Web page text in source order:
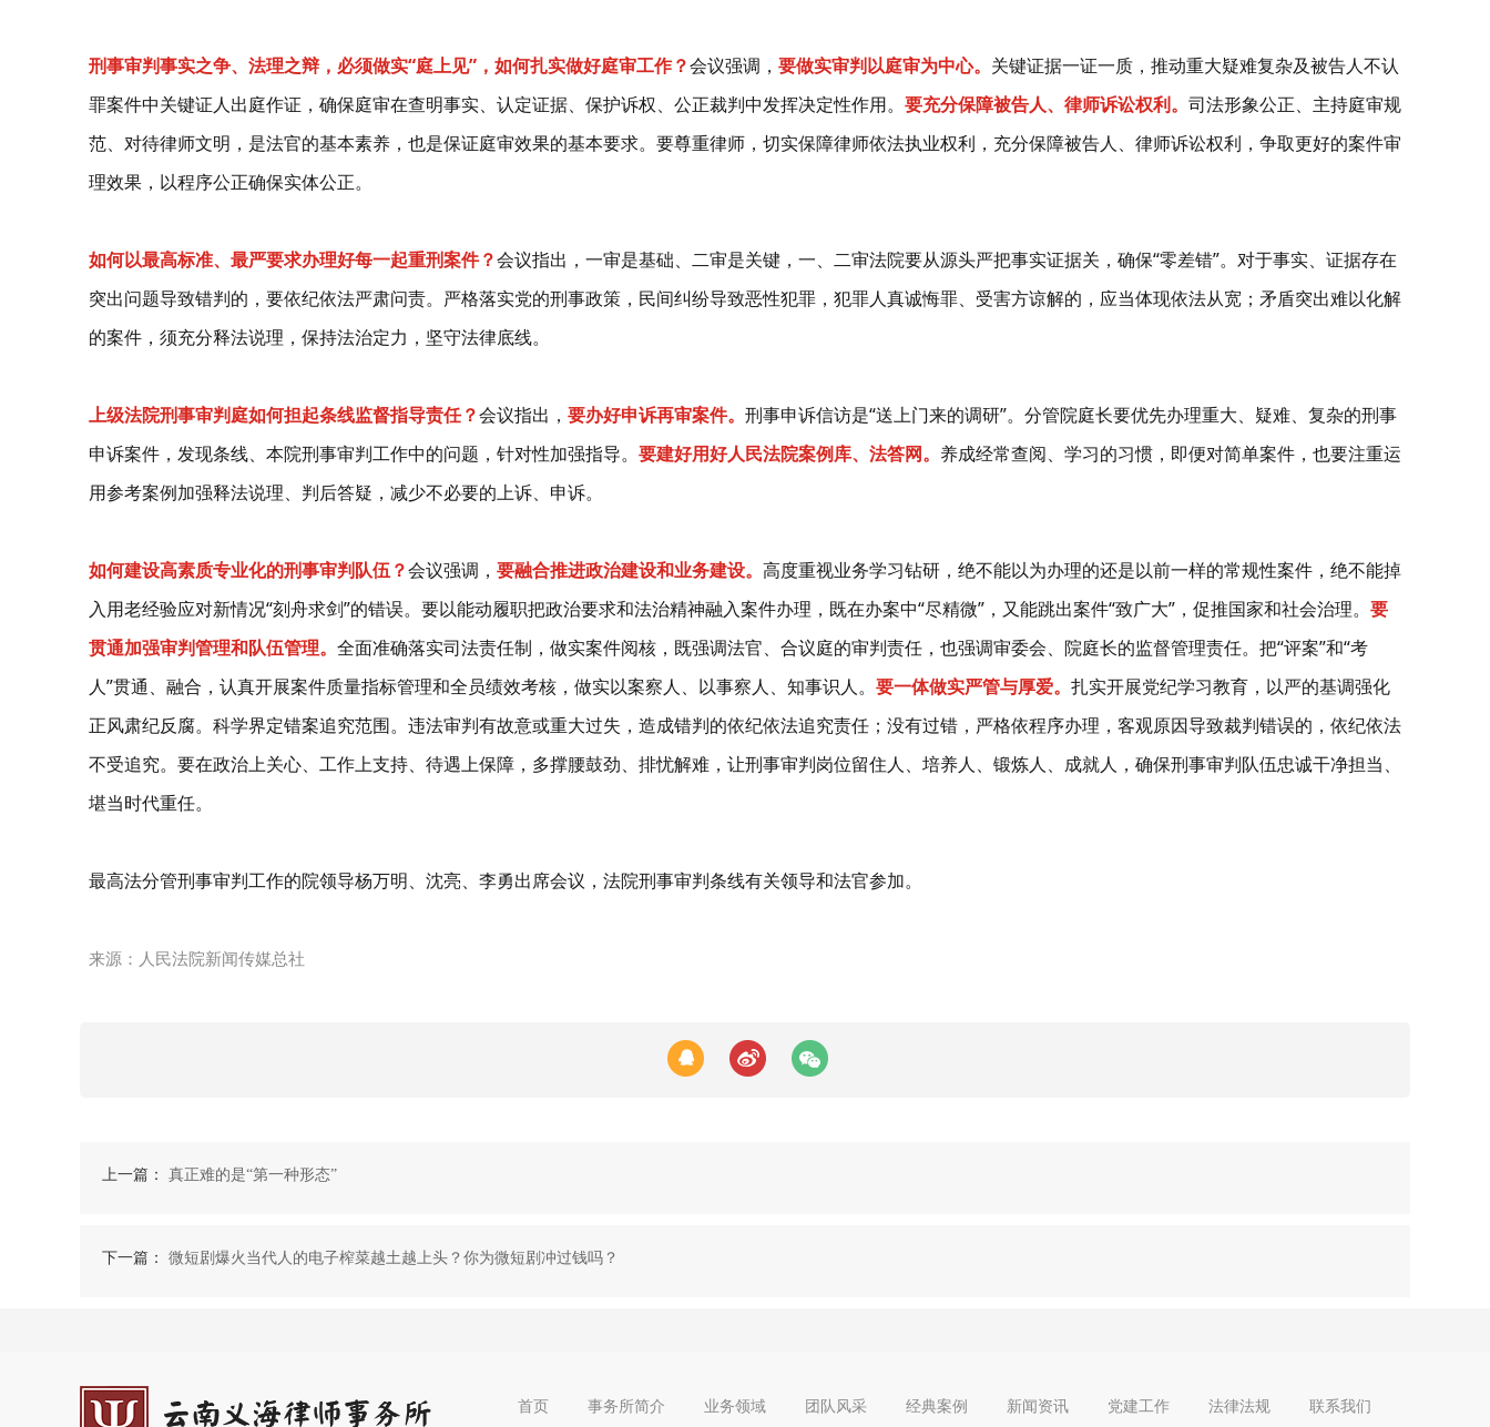
刑事审判事实之争、法理之辩，必须做实“庭上见”，如何扎实做好庭审工作？会议强调， 要做实审判以庭审为中心。 关键证据一证一质，推动重大疑难复杂及被告人不认
罪案件中关键证人出庭作证，确保庭审在查明事实、认定证据、保护诉权、公正裁判中发挥决定性作用。 要充分保障被告人、律师诉讼权利。 司法形象公正、主持庭审规
范、对待律师文明，是法官的基本素养，也是保证庭审效果的基本要求。要尊重律师，切实保障律师依法执业权利，充分保障被告人、律师诉讼权利，争取更好的案件审
理效果，以程序公正确保实体公正。
如何以最高标准、最严要求办理好每一起重刑案件？会议指出，一审是基础、二审是关键，一、二审法院要从源头严把事实证据关，确保“零差错”。对于事实、证据存在
突出问题导致错判的，要依纪依法严肃问责。严格落实党的刑事政策，民间纠纷导致恶性犯罪，犯罪人真诚悔罪、受害方谅解的，应当体现依法从宽；矛盾突出难以化解
的案件，须充分释法说理，保持法治定力，坚守法律底线。
上级法院刑事审判庭如何担起条线监督指导责任？会议指出， 要办好申诉再审案件。 刑事申诉信访是“送上门来的调研”。分管院庭长要优先办理重大、疑难、复杂的刑事
申诉案件，发现条线、本院刑事审判工作中的问题，针对性加强指导。 要建好用好人民法院案例库、法答网。 养成经常查阅、学习的习惯，即便对简单案件，也要注重运
用参考案例加强释法说理、判后答疑，减少不必要的上诉、申诉。
如何建设高素质专业化的刑事审判队伍？会议强调， 要融合推进政治建设和业务建设。 高度重视业务学习钻研，绝不能以为办理的还是以前一样的常规性案件，绝不能掉
入用老经验应对新情况“刻舟求剑”的错误。要以能动履职把政治要求和法治精神融入案件办理，既在办案中“尽精微”，又能跳出案件“致广大”，促推国家和社会治理。 要
贯通加强审判管理和队伍管理。 全面准确落实司法责任制，做实案件阅核，既强调法官、合议庭的审判责任，也强调审委会、院庭长的监督管理责任。把“评案”和“考
人”贯通、融合，认真开展案件质量指标管理和全员绩效考核，做实以案察人、以事察人、知事识人。 要一体做实严管与厚爱。 扎实开展党纪学习教育，以严的基调强化
正风肃纪反腐。科学界定错案追究范围。违法审判有故意或重大过失，造成错判的依纪依法追究责任；没有过错，严格依程序办理，客观原因导致裁判错误的，依纪依法
不受追究。要在政治上关心、工作上支持、待遇上保障，多撑腰鼓劲、排忧解难，让刑事审判岗位留住人、培养人、锻炼人、成就人，确保刑事审判队伍忠诚干净担当、
堪当时代重任。
最高法分管刑事审判工作的院领导杨万明、沈亮、李勇出席会议，法院刑事审判条线有关领导和法官参加。
来源：人民法院新闻传媒总社
上一篇： 真正难的是“第一种形态”
下一篇： 微短剧爆火当代人的电子榨菜越土越上头？你为微短剧冲过钱吗？
首页 事务所简介 业务领域 团队风采 经典案例 新闻资讯 党建工作 法律法规 联系我们